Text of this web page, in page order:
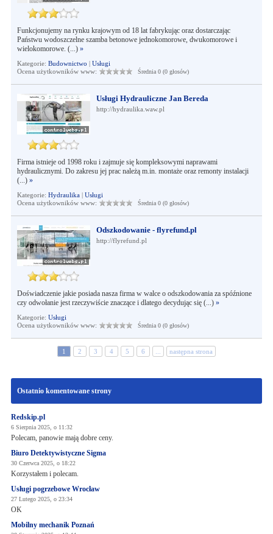
Funkcjonujemy na rynku krajowym od 18 lat fabrykując oraz dostarczając
Państwu wodoszczelne szamba betonowe jednokomorowe, dwukomorowe i
wielokomorowe. (...) »
Kategorie: Budownictwo | Usługi
Ocena użytkowników www:
Średnia 0 (0 głosów)
Usługi Hydrauliczne Jan Bereda
http://hydraulika.waw.pl
Firma istnieje od 1998 roku i zajmuje się kompleksowymi naprawami
hydraulicznymi. Do zakresu jej prac należą m.in. montaże oraz remonty instalacji
(...) »
Kategorie: Hydraulika| Usługi
Ocena użytkowników www:
Średnia 0 (0 głosów)
Odszkodowanie - flyrefund.pl
http://flyrefund.pl
Doświadczenie jakie posiada nasza firma w walce o odszkodowania za spóźnione
czy odwołanie jest rzeczywiście znaczące i dlatego decydując się (...) »
Kategorie: Usługi
Ocena użytkowników www:
Średnia 0 (0 głosów)
1 2 3 4 5 6 następna strona
Ostatnio komentowane strony
Redskip.pl
6 Sierpnia 2025, o 11:32
Polecam, panowie mają dobre ceny.
Biuro Detektywistyczne Sigma
30 Czerwca 2025, o 18:22
Korzystałem i polecam.
Usługi pogrzebowe Wrocław
27 Lutego 2025, o 23:34
OK
Mobilny mechanik Poznań